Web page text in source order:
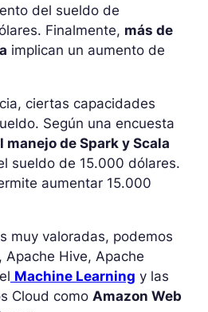
del sueldo de
Finalmente, más de
implican un aumento de
ciertas capacidades
Según una encuesta
manejo de Spark y Scala
sueldo de 15.000 dólares.
aumentar 15.000
muy valoradas, podemos
Apache Hive, Apache
Machine Learning y las
Cloud como Amazon Web